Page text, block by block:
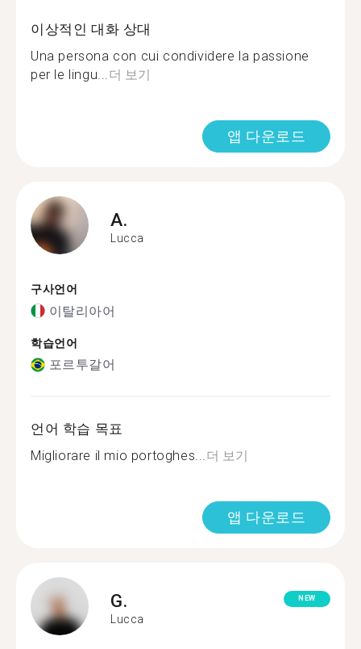
이상적인 대화 상대
Una persona con cui condividere la passione
per le lingu...더 보기
앱 다운로드
A.
Lucca
구사언어
이탈리아어
학습언어
포르투갈어
언어 학습 목표
Migliorare il mio portoghes...더 보기
앱 다운로드
G.
Lucca
NEW